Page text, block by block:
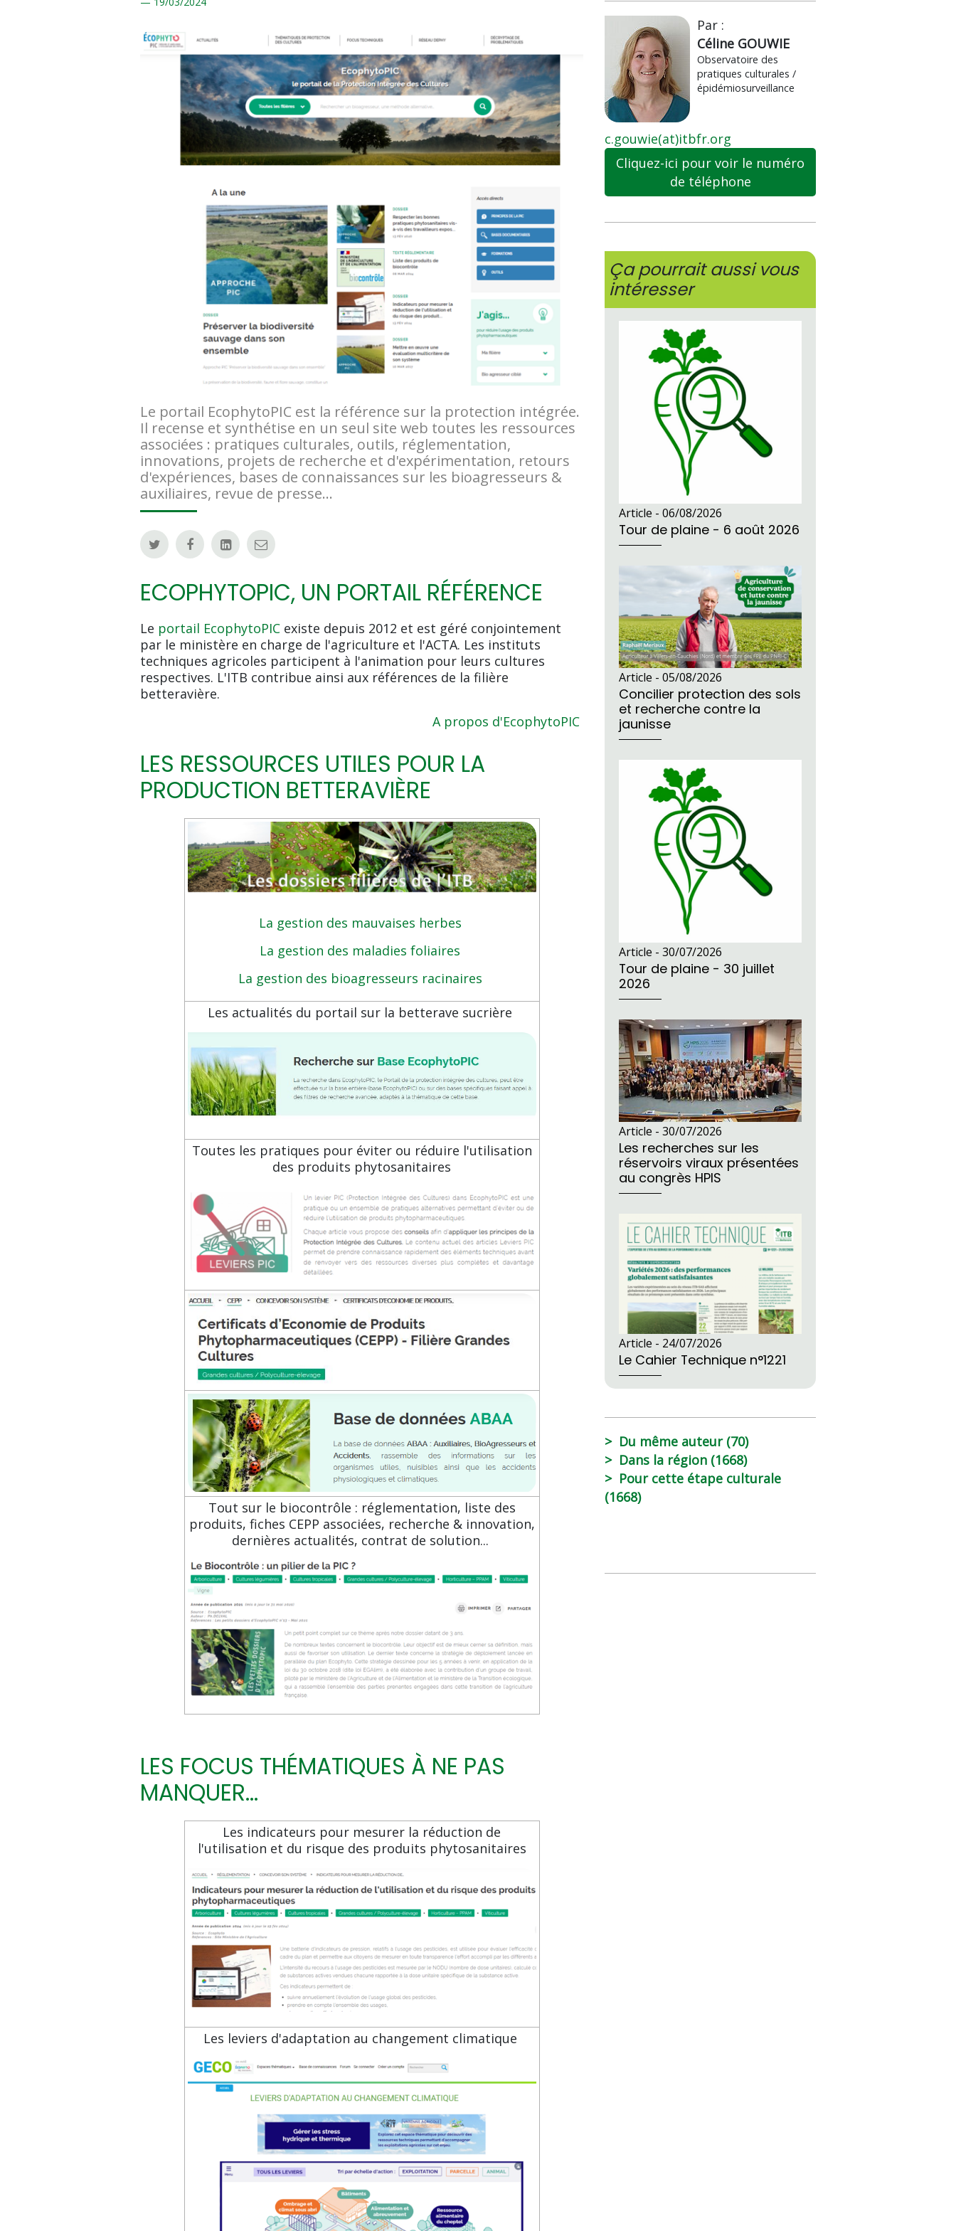
Le portail EcophytoPIC est la référence sur la protection intégrée.
Il recense et synthétise en un seul site web toutes les ressources
associées : pratiques culturales, outils, réglementation,
innovations, projets de recherche et d'expérimentation, retours
d'expériences, bases de connaissances sur les bioagresseurs &
auxiliaires, revue de presse...
ECOPHYTOPIC, UN PORTAIL RÉFÉRENCE
Le portail EcophytoPIC existe depuis 2012 et est géré conjointement
par le ministère en charge de l'agriculture et l'ACTA. Les instituts
techniques agricoles participent à l'animation pour leurs cultures
respectives. L'ITB contribue ainsi aux références de la filière
betteravière.
A propos d'EcophytoPIC
LES RESSOURCES UTILES POUR LA
PRODUCTION BETTERAVIÈRE
La gestion des mauvaises herbes
La gestion des maladies foliaires
La gestion des bioagresseurs racinaires
Les actualités du portail sur la betterave sucrière
Toutes les pratiques pour éviter ou réduire l'utilisation
des produits phytosanitaires
Tout sur le biocontrôle : réglementation, liste des
produits, fiches CEPP associées, recherche & innovation,
dernières actualités, contrat de solution...
LES FOCUS THÉMATIQUES À NE PAS
MANQUER...
Les indicateurs pour mesurer la réduction de
l'utilisation et du risque des produits phytosanitaires
Les leviers d'adaptation au changement climatique
Par :
Céline GOUWIE
Observatoire des
pratiques culturales /
épidémiosurveillance
c.gouwie(at)itbfr.org
Cliquez-ici pour voir le numéro
de téléphone
Ça pourrait aussi vous
intéresser
Article -06/08/2026
Tour de plaine - 6 août 2026
Article -05/08/2026
Concilier protection des sols
et recherche contre la
jaunisse
Article -30/07/2026
Tour de plaine - 30 juillet
2026
Article -30/07/2026
Les recherches sur les
réservoirs viraux présentées
au congrès HPIS
Article - 24/07/2026
Le Cahier Technique n°1221
Du même auteur (70)
Dans la région (1668)
Pour cette étape culturale
(1668)